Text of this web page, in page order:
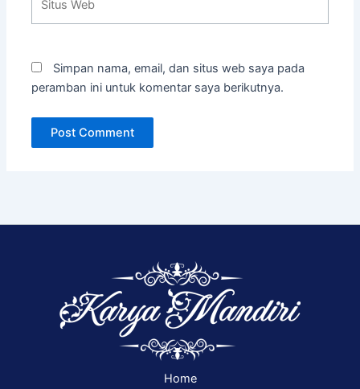
Web
Simpan nama, email, dan situs web saya pada
peramban ini untuk komentar saya berikutnya.
Home